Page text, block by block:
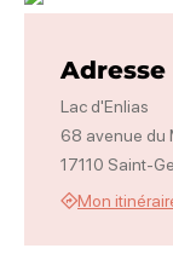
Adresse
Lac d'Enlias
68 avenue du
17110 Saint-
Mon